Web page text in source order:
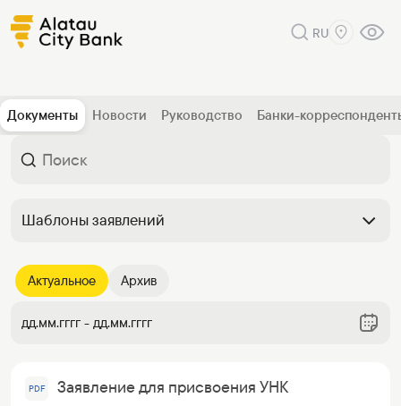
RU
Документы Новости Руководство Банки-
Шаблоны заявлений
Актуальное Архив
дд.мм.гггг - дд.мм.гггг
PDF Заявление для присвоения УНК